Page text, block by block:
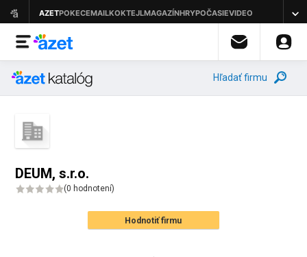
Hľadať firmu
DEUM, s.r.o.
(0 hodnotení)
Hodnotiť firmu